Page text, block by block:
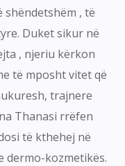
, të
Duket sikur në
, njeriu kërkon
të mposht vitet që
trajnere
Thanasi rrëfen
të kthehej në
dermo-kozmetikës.